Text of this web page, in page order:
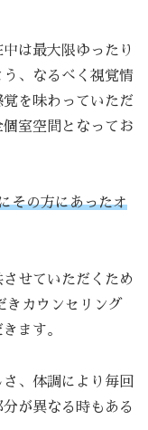
は最大限ゆったり
、なるべく視覚情
を味わっていただ
室空間となってお
の方にあったオ
せていただくため
きカウンセリング
ます。
、体調により毎回
が異なる時もある